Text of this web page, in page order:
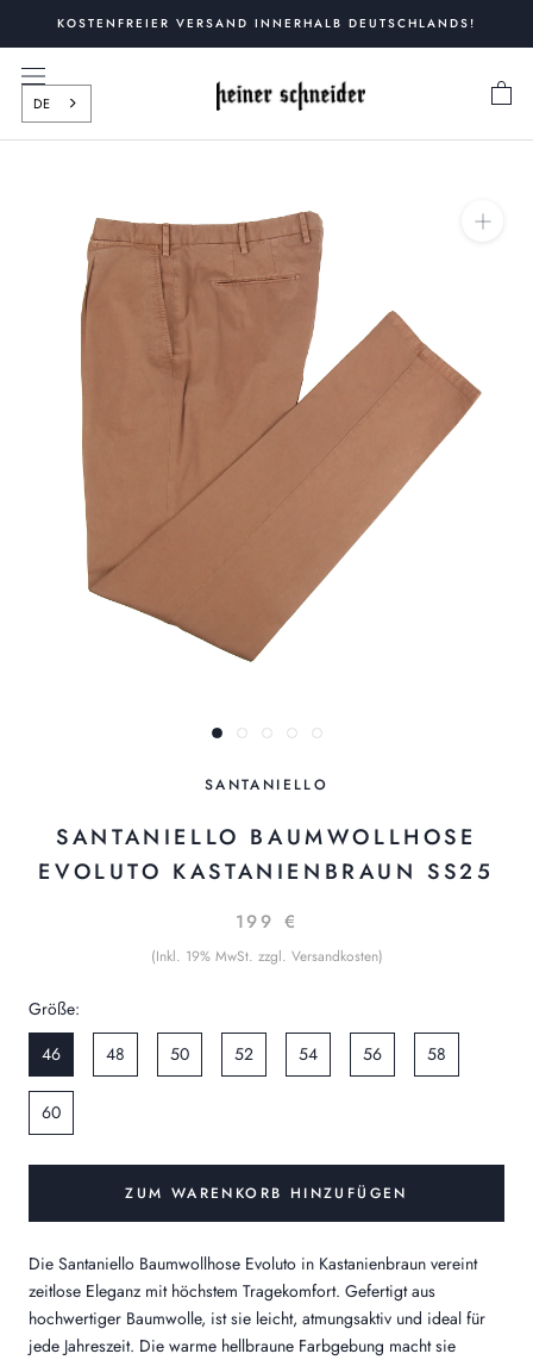
springen
KOSTENFREIER VERSAND INNERHALB DEUTSCHLANDS!
DE
SANTANIELLO
SANTANIELLO BAUMWOLLHOSE
EVOLUTO KASTANIENBRAUN SS25
199 €
(Inkl. 19% MwSt. zzgl. Versandkosten)
Größe:
46
48 50 52 54 56 58
60
ZUM WARENKORB HINZUFÜGEN
Die Santaniello Baumwollhose Evoluto in Kastanienbraun vereint
zeitlose Eleganz mit höchstem Tragekomfort. Gefertigt aus
hochwertiger Baumwolle, ist sie leicht, atmungsaktiv und ideal für
jede Jahreszeit. Die warme hellbraune Farbgebung macht sie